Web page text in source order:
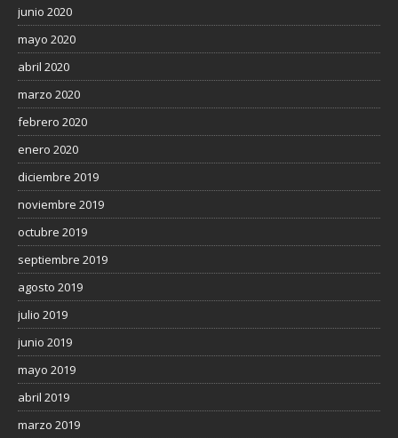
junio 2020
mayo 2020
abril 2020
marzo 2020
febrero 2020
enero 2020
diciembre 2019
noviembre 2019
octubre 2019
septiembre 2019
agosto 2019
julio 2019
junio 2019
mayo 2019
abril 2019
marzo 2019